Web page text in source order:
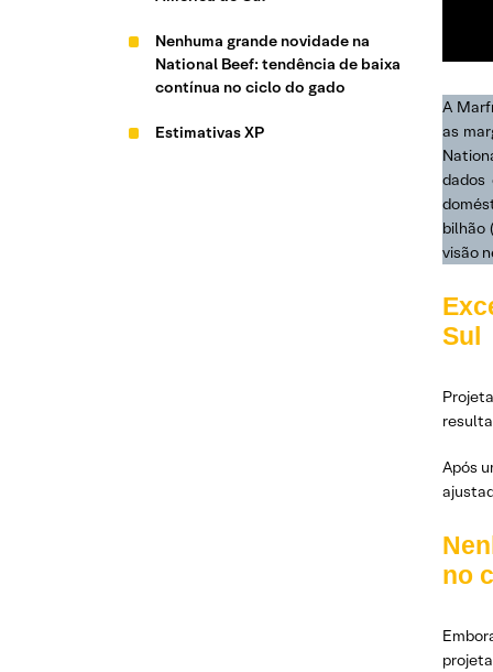
Nenhuma grande novidade na
National Beef: tendência de baixa
contínua no ciclo do gado
Estimativas XP
A
as
dados
bilhão
visão
Sul
Após
no